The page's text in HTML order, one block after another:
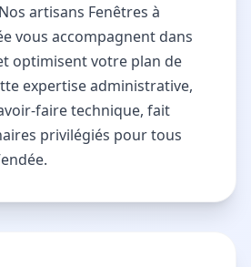
artisans Fenêtres à
vous accompagnent dans
optimisent votre plan de
expertise administrative,
faire technique, fait
privilégiés pour tous